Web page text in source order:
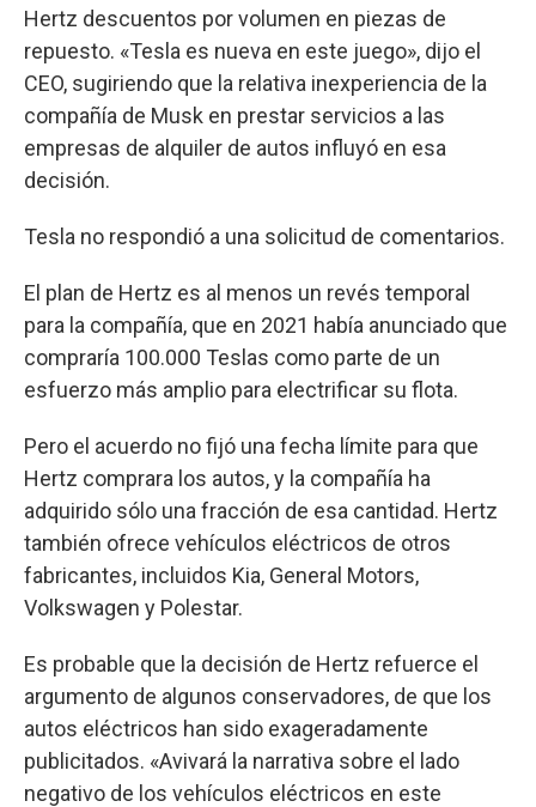
Hertz descuentos por volumen en piezas de
repuesto. «Tesla es nueva en este juego», dijo el
CEO, sugiriendo que la relativa inexperiencia de la
compañía de Musk en prestar servicios a las
empresas de alquiler de autos influyó en esa
decisión.
Tesla no respondió a una solicitud de comentarios.
El plan de Hertz es al menos un revés temporal
para la compañía, que en 2021 había anunciado que
compraría 100.000 Teslas como parte de un
esfuerzo más amplio para electrificar su flota.
Pero el acuerdo no fijó una fecha límite para que
Hertz comprara los autos, y la compañía ha
adquirido sólo una fracción de esa cantidad. Hertz
también ofrece vehículos eléctricos de otros
fabricantes, incluidos Kia, General Motors,
Volkswagen y Polestar.
Es probable que la decisión de Hertz refuerce el
argumento de algunos conservadores, de que los
autos eléctricos han sido exageradamente
publicitados. «Avivará la narrativa sobre el lado
negativo de los vehículos eléctricos en este